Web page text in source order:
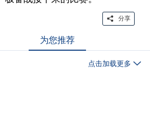
分享
为您推荐
点击加载更多